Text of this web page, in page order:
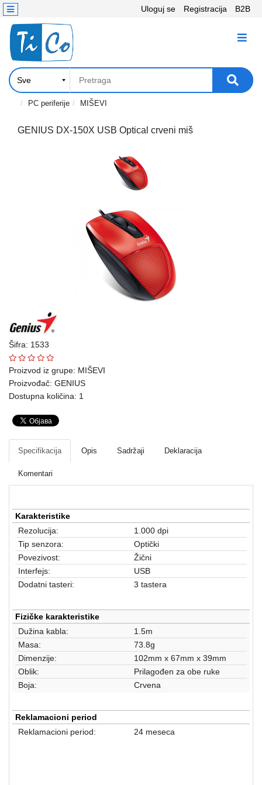
Uloguj se Registracija B2B
KATEGORIJE
Računari,
Komponente
Laptop
tablet
Telefoni
oprema
Mrežna
Fotoaparati
kamere
Kućni
aparati
Software
Sve
kategorije
Kontakt
PC periferije MIŠEVI
GENIUS DX-150X USB Optical crveni miš
Šifra: 1533
Proizvod iz grupe: MIŠEVI
Proizvođač: GENIUS
Dostupna količina: 1
Specifikacija Opis Sadržaji Deklaracija
Komentari
Karakteristike
Rezolucija:
1.000 dpi
Tip senzora:
Optički
Povezivost:
Žični
Interfejs:
USB
Dodatni tasteri:
3 tastera
Fizičke karakteristike
Dužina kabla:
1.5m
Masa:
73.8g
Dimenzije:
102mm x 67mm x 39mm
Oblik:
Prilagođen za obe ruke
Boja:
Crvena
Reklamacioni period
Reklamacioni period:
24 meseca